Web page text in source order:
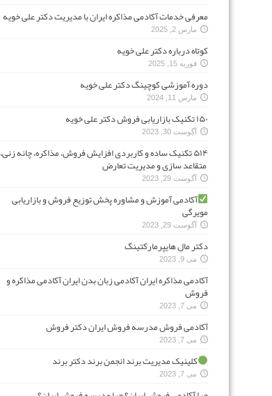
معرفی خدمات آکادمی مذاکره ایران با مدیریت دکتر علی خویه
مارس 2, 2025
کوتاه درباره دکتر علی خویه
فوریه 15, 2025
دوره آموزشی کوچینگ دکتر علی خویه
مارس 11, 2024
۱۵۰ تکنیک بازاریابی فروش دکتر علی خویه
آگوست 30, 2023
۵۱۴ تکنیک ساده و کاربردی افزایش فروش، مذاکره، چانه زنی،
متقاعد سازی و مدیریت تعارض
آگوست 29, 2023
آکادمی آموزش و مشاوره پخش توزیع فروش و بازاریابی
مویرگی
آگوست 29, 2023
دکتر مال هایپرمارکتینگ
می 9, 2023
آکادمی مذاکره ایران آکادمی زبان بدن ایران آکادمی مذاکره و
فروش
می 7, 2023
آکادمی فروش مدرسه فروش ایران دکتر فروش
می 7, 2023
کلینیک مدیریت برند انجمن برند دکتر برند
می 7, 2023